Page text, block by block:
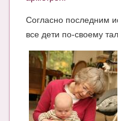
ПСИХОЛОГИЯ
ЗДОРОВЬЕ
МОДА И КРАСОТА
КОНКУРСЫ
СООБЩЕСТВА
Согласно последним
все дети по-своему